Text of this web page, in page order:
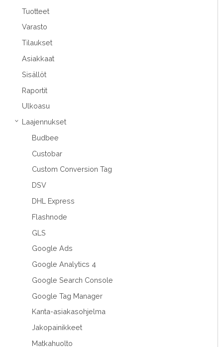
Tuotteet
Varasto
Tilaukset
Asiakkaat
Sisällöt
Raportit
Ulkoasu
›
Laajennukset
Budbee
Custobar
Custom Conversion Tag
DSV
DHL Express
Flashnode
GLS
Google Ads
Google Analytics 4
Google Search Console
Google Tag Manager
Kanta-asiakasohjelma
Jakopainikkeet
Matkahuolto